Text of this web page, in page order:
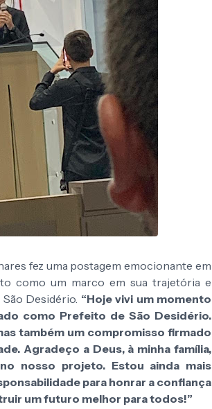
fez uma postagem emocionante em
como um marco em sua trajetória e
Desidério. “Hoje vivi um momento
como Prefeito de São Desidério.
também um compromisso firmado
Agradeço a Deus, à minha família,
nosso projeto. Estou ainda mais
para honrar a confiança
um futuro melhor para todos!”